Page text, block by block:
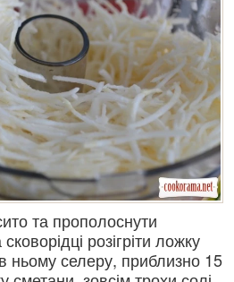
та прополоснути
розігріти ложку
ньому селеру, приблизно 15